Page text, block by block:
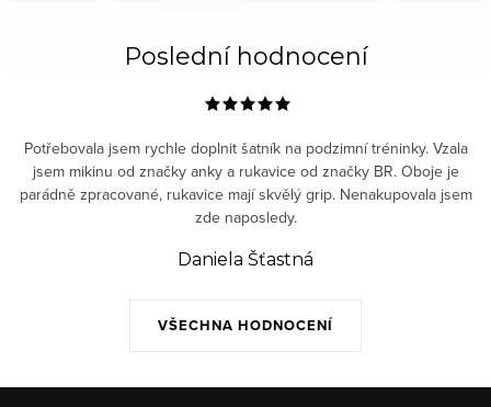
Poslední hodnocení
VŠECHNA HODNOCENÍ
Potřebovala jsem rychle doplnit šatník na podzimní tréninky. Vzala
jsem mikinu od značky anky a rukavice od značky BR. Oboje je
parádně zpracované, rukavice mají skvělý grip. Nenakupovala jsem
zde naposledy.
Daniela Šťastná